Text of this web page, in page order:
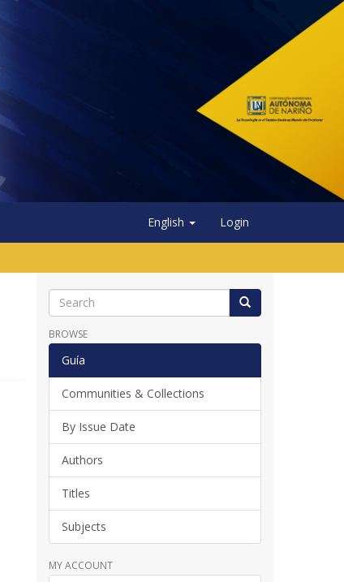
English Login
BROWSE
Guía
Communities & Collections
By Issue Date
Authors
Titles
Subjects
MY ACCOUNT